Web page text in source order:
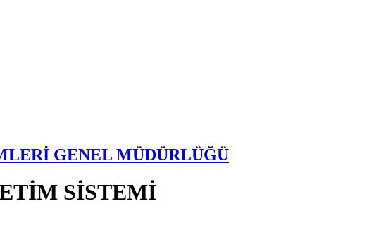
GENEL MÜDÜRLÜĞÜ
SİSTEMİ